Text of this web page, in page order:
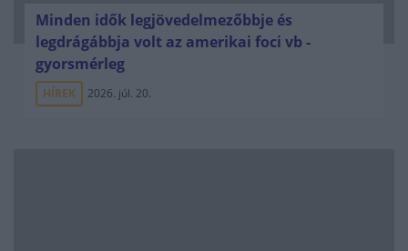
Minden idők legjövedelmezőbbje és
legdrágábbja volt az amerikai foci vb -
gyorsmérleg
HÍREK 2026. júl. 20.